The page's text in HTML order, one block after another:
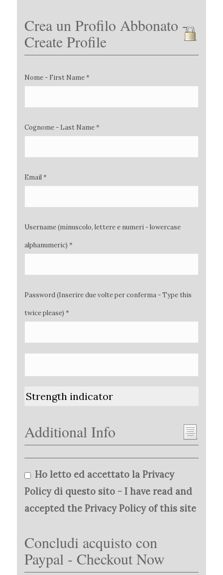
Crea un Profilo Abbonato -
Create Profile
Nome - First Name *
Cognome - Last Name *
Email *
Username (minuscolo, lettere e numeri - lowercase
alphanumeric) *
Password (Inserire due volte per conferma - Type this
twice please) *
Strength indicator
Additional Info
Ho letto ed accettato la Privacy
Policy di questo sito - I have read and
accepted the Privacy Policy of this site
Concludi acquisto con
Paypal - Checkout Now